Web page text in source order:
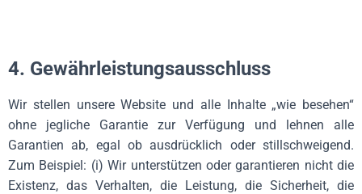
4. Gewährleistungsausschluss
Wir stellen unsere Website und alle Inhalte „wie besehen“
ohne jegliche Garantie zur Verfügung und lehnen alle
Garantien ab, egal ob ausdrücklich oder stillschweigend.
Zum Beispiel: (i) Wir unterstützen oder garantieren nicht die
Existenz, das Verhalten, die Leistung, die Sicherheit, die